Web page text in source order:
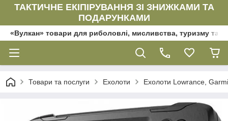
ТАКТИЧНЕ ЕКІПІРУВАННЯ ЗІ ЗНИЖКАМИ ТА
ПОДАРУНКАМИ
«Вулкан» товари для риболовлі, мисливства, туризму та
Товари та послуги Ехолоти Ехолоти Lowrance,